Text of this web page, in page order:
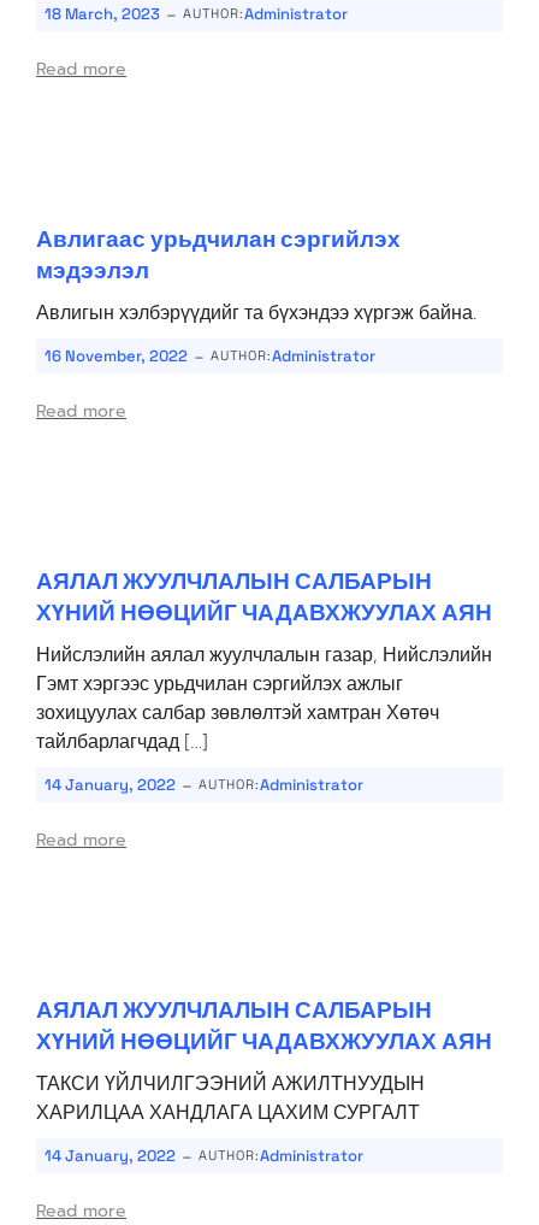
18 March, 2023 - AUTHOR:Administrator
Read more
Авлигаас урьдчилан сэргийлэх
мэдээлэл
Авлигын хэлбэрүүдийг та бүхэндээ хүргэж байна.
16 November, 2022 - AUTHOR:Administrator
Read more
АЯЛАЛ ЖУУЛЧЛАЛЫН САЛБАРЫН
ХҮНИЙ НӨӨЦИЙГ ЧАДАВХЖУУЛАХ АЯН
Нийслэлийн аялал жуулчлалын газар, Нийслэлийн
Гэмт хэргээс урьдчилан сэргийлэх ажлыг
зохицуулах салбар зөвлөлтэй хамтран Хөтөч
тайлбарлагчдад […]
14 January, 2022 - AUTHOR:Administrator
Read more
АЯЛАЛ ЖУУЛЧЛАЛЫН САЛБАРЫН
ХҮНИЙ НӨӨЦИЙГ ЧАДАВХЖУУЛАХ АЯН
ТАКСИ ҮЙЛЧИЛГЭЭНИЙ АЖИЛТНУУДЫН
ХАРИЛЦАА ХАНДЛАГА ЦАХИМ СУРГАЛТ
14 January, 2022 - AUTHOR:Administrator
Read more